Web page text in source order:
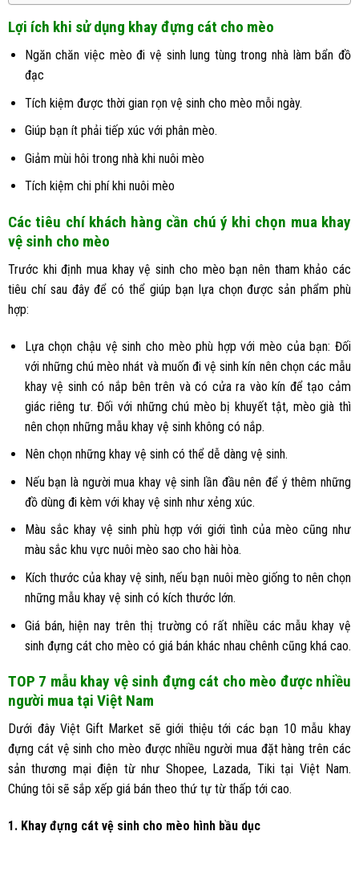
Lợi ích khi sử dụng khay đựng cát cho mèo
Ngăn chăn việc mèo đi vệ sinh lung tùng trong nhà làm bẩn đồ
đạc
Tích kiệm được thời gian rọn vệ sinh cho mèo mỗi ngày.
Giúp bạn ít phải tiếp xúc với phân mèo.
Giảm mùi hôi trong nhà khi nuôi mèo
Tích kiệm chi phí khi nuôi mèo
Các tiêu chí khách hàng cần chú ý khi chọn mua khay
vệ sinh cho mèo
Trước khi định mua khay vệ sinh cho mèo bạn nên tham khảo các
tiêu chí sau đây để có thể giúp bạn lựa chọn được sản phẩm phù
hợp:
Lựa chọn chậu vệ sinh cho mèo phù hợp với mèo của bạn: Đối
với những chú mèo nhát và muốn đi vệ sinh kín nên chọn các mẫu
khay vệ sinh có nắp bên trên và có cửa ra vào kín để tạo cảm
giác riêng tư. Đối với những chú mèo bị khuyết tật, mèo già thì
nên chọn những mẫu khay vệ sinh không có nắp.
Nên chọn những khay vệ sinh có thể dễ dàng vệ sinh.
Nếu bạn là người mua khay vệ sinh lần đầu nên để ý thêm những
đồ dùng đi kèm với khay vệ sinh như xẻng xúc.
Màu sắc khay vệ sinh phù hợp với giới tình của mèo cũng như
màu sắc khu vực nuôi mèo sao cho hài hòa.
Kích thước của khay vệ sinh, nếu bạn nuôi mèo giống to nên chọn
những mẫu khay vệ sinh có kích thước lớn.
Giá bán, hiện nay trên thị trường có rất nhiều các mẫu khay vệ
sinh đựng cát cho mèo có giá bán khác nhau chênh cũng khá cao.
TOP 7 mẫu khay vệ sinh đựng cát cho mèo được nhiều
người mua tại Việt Nam
Dưới đây Việt Gift Market sẽ giới thiệu tới các bạn 10 mẫu khay
đựng cát vệ sinh cho mèo được nhiều người mua đặt hàng trên các
sản thương mại điện từ như Shopee, Lazada, Tiki tại Việt Nam.
Chúng tôi sẽ sắp xếp giá bán theo thứ tự từ thấp tới cao.
1. Khay đựng cát vệ sinh cho mèo hình bầu dục